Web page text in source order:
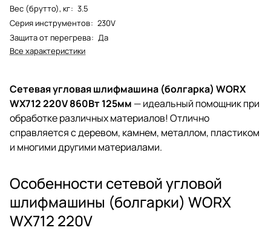
Вес (брутто), кг: 3.5
Серия инструментов: 230V
Защита от перегрева: Да
Все характеристики
Сетевая угловая шлифмашина (болгарка) WORX
WX712 220V 860Вт 125мм — идеальный помощник при
обработке различных материалов! Отлично
справляется с деревом, камнем, металлом, пластиком
и многими другими материалами.
Особенности сетевой угловой
шлифмашины (болгарки) WORX
WX712 220V